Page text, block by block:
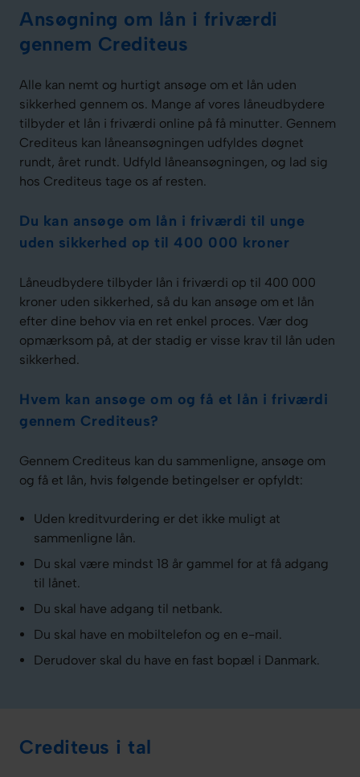
Ansøgning om lån i friværdi
gennem Crediteus
Alle kan nemt og hurtigt ansøge om et lån uden
sikkerhed gennem os. Mange af vores låneudbydere
tilbyder et lån i friværdi online på få minutter. Gennem
Crediteus kan låneansøgningen udfyldes døgnet
rundt, året rundt. Udfyld låneansøgningen, og lad sig
hos Crediteus tage os af resten.
Du kan ansøge om lån i friværdi til unge
uden sikkerhed op til 400 000 kroner
Låneudbydere tilbyder lån i friværdi op til 400 000
kroner uden sikkerhed, så du kan ansøge om et lån
efter dine behov via en ret enkel proces. Vær dog
opmærksom på, at der stadig er visse krav til lån uden
sikkerhed.
Hvem kan ansøge om og få et lån i friværdi
gennem Crediteus?
Gennem Crediteus kan du sammenligne, ansøge om
og få et lån, hvis følgende betingelser er opfyldt:
Uden kreditvurdering er det ikke muligt at
sammenligne lån.
Du skal være mindst 18 år gammel for at få adgang
til lånet.
Du skal have adgang til netbank.
Du skal have en mobiltelefon og en e-mail.
Derudover skal du have en fast bopæl i Danmark.
Crediteus i tal